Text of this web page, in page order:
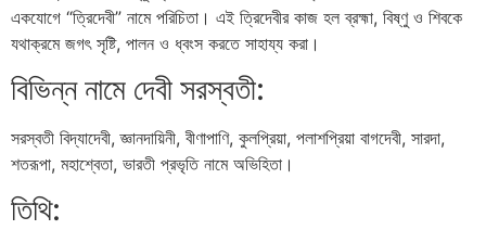
একযোগে “ত্রিদেবী” নামে পরিচিতা। এই ত্রিদেবীর কাজ হল ব্রহ্মা, বিষ্ণু ও শিবকে
যথাক্রমে জগৎ সৃষ্টি, পালন ও ধ্বংস করতে সাহায্য করা।
বিভিন্ন নামে দেবী সরস্বতী:
সরস্বতী বিদ্যাদেবী, জ্ঞানদায়িনী, বীণাপাণি, কুলপ্রিয়া, পলাশপ্রিয়া বাগদেবী, সারদা,
শতরূপা, মহাশ্বেতা, ভারতী প্রভৃতি নামে অভিহিতা।
তিথি: